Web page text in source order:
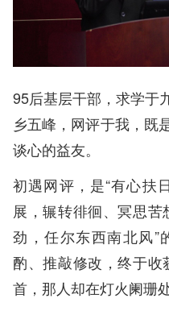
95后基层干部，求学于
乡五峰，网评于我，既
谈心的益友。
初遇网评，是“有心扶
展，辗转徘徊、冥思苦
劲，任尔东西南北风”
酌、推敲修改，终于收
首，那人却在灯火阑珊处